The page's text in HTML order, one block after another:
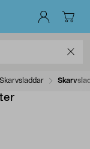
Skarvsladdar